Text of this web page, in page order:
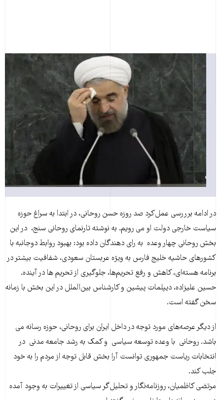
در ادامه برررسی عمل‌کرد صد روزه حسن روحانی، در ابتدا به سراغ حوزه
سیاست خارجی دولت او می رویم. به نوشته تارنمای روحانی سنج، در این
بخش روحانی چهار وعده به رای دهندگان داده بود: بهبود روابط دوجانبه با
کشورهای حاشیه خلیج فارس به ویژه عربستان سعودی، شفافیت بیشتر در
برنامه‌ هسته‌ای، کاهش و رفع تحریم‌ها، جلوگیری از تحریم ها در آینده.
حسین علیزاده، دیپلمات پیشین و کارشناس بین‌الملل در این بخش با زمانه
سخن گفته است.
از دیگر عرصه‌های مورد توجه در داخل ایران برای روحانی، حوزه رسانه می
باشد. روحانی با وعده توسعه سیاسی و کمک به رشد جامعه مدنی در
انتخابات ریاست جمهوری توانست آرا بخش قابل توجه از مردم را به خود
جلب کند.
مرتضی کاظمیان، روزنامه‌نگار و تحلیل‌گر سیاسی از تغییرات به وجود آمده